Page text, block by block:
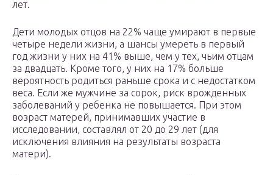
лет.
Дети молодых отцов на 22% чаще умирают в первые
четыре недели жизни, а шансы умереть в первый
год жизни у них на 41% выше, чем у тех, чьим отцам
за двадцать. Кроме того, у них на 17% больше
вероятность родиться раньше срока и с недостатком
веса. Если же мужчине за сорок, риск врожденных
заболеваний у ребенка не повышается. При этом
возраст матерей, принимавших участие в
исследовании, составлял от 20 до 29 лет (для
исключения влияния на результаты возраста
матери).